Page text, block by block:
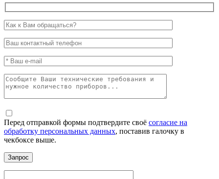
Перед отправкой формы подтвердите своё согласие на
обработку персональных данных, поставив галочку в
чекбоксе выше.